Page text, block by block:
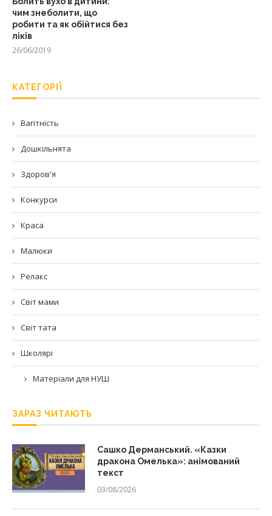
чим знеболити, що
робити та як обійтися без
ліків
26/06/2019
КАТЕГОРІЇ
Вагітність
Дошкільнята
Здоров'я
Конкурси
Краса
Малюки
Релакс
Світ мами
Світ тата
Школярі
Матеріали для НУШ
ЗАРАЗ ЧИТАЮТЬ
Сашко Дерманський. «Казки
дракона Омелька»: анімований
текст
03/08/2026